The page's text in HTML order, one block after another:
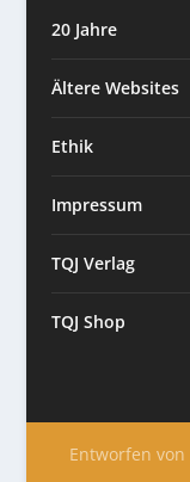
20 Jahre
Ältere Websites
Ethik
Impressum
TQJ Verlag
TQJ Shop
Entworfen von